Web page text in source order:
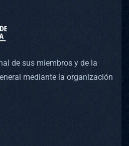
de sus miembros y de la
mediante la organización